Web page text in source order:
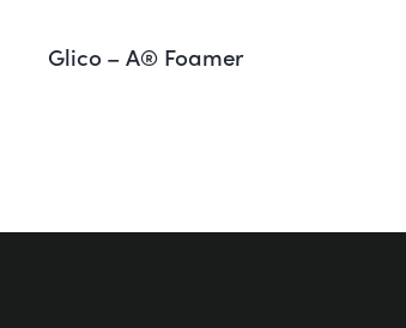
Glico – A® Foamer